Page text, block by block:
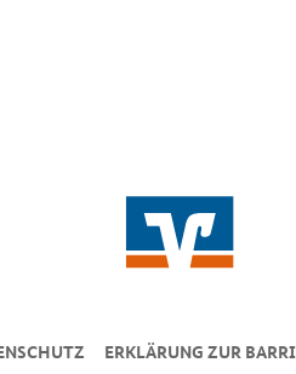
ERKLÄRUNG ZUR